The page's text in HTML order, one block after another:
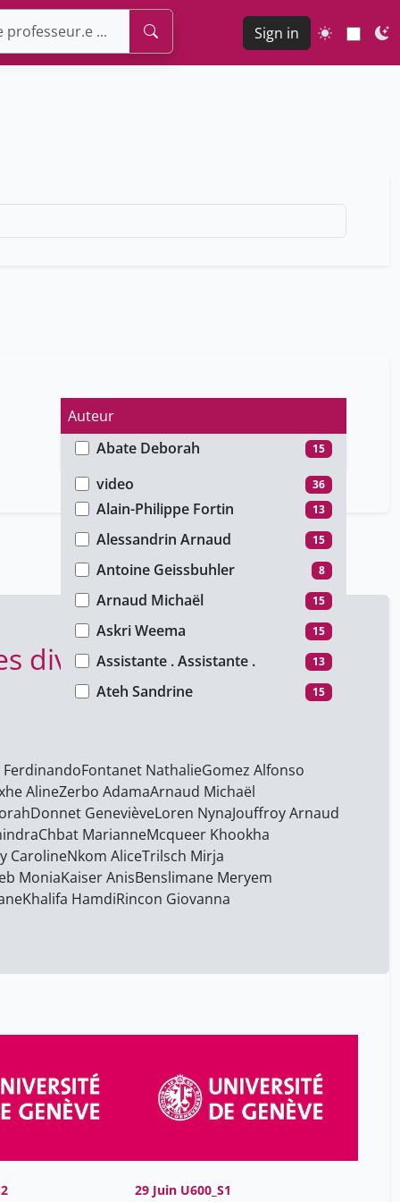
Sign in
Auteur
Abate Deborah
15
Agblakou Luc 15
Alain-Philippe Fortin 13
Alessandrin Arnaud 15
Antoine Geissbuhler 8
Arnaud Michaël 15
Askri Weema 15
Assistante . Assistante . 13
Ateh Sandrine 15
Benslimane Meryem
Blake BLACK 15
Boateng Melody
Boisvert Michèle
Breault Laurent
Donnet Geneviève 15
Duchatellier Moetsi 15
Type de média
video
36
diversités dans la
Fontanet NathalieGomez Alfonso
AlineZerbo AdamaArnaud Michaël
Donnet GenevièveLoren NynaJouffroy Arnaud
Chbat MarianneMcqueer Khookha
CarolineNkom AliceTrilsch Mirja
MoniaKaiser AnisBenslimane Meryem
Khalifa HamdiRincon Giovanna
29 Juin U600_S1